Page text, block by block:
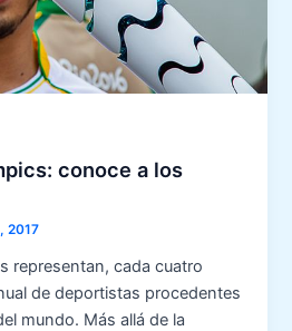
conoce a los
2017
representan, cada cuatro
de deportistas procedentes
mundo. Más allá de la